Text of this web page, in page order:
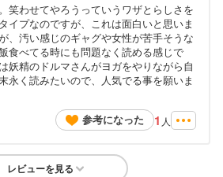
笑わせてやろうっていうワザとらしさを
イプなのですが、これは面白いと思いま
、汚い感じのギャグや女性が苦手そうな
食べてる時にも問題なく読める感じで
妖精のドルマさんがヨガをやりながら自
永く読みたいので、人気でる事を願いま
参考になった
1 人
レビューを見る